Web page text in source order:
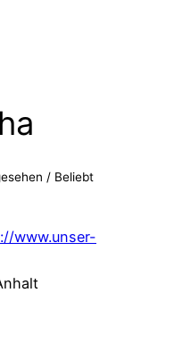
/ Beliebt
www.unser-